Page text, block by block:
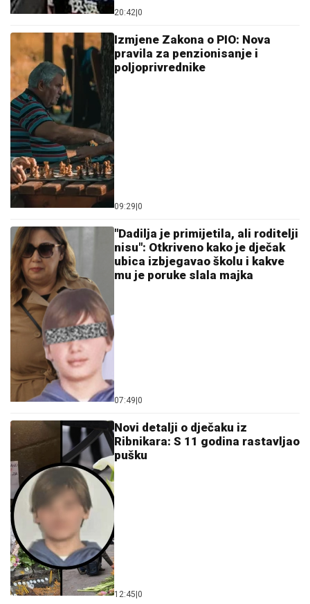
20:42 0
Izmjene Zakona o PIO: Nova
pravila za penzionisanje i
poljoprivrednike
09:29 0
"Dadilja je primijetila, ali roditelji
nisu": Otkriveno kako je dječak
ubica izbjegavao školu i kakve
mu je poruke slala majka
07:49 0
Novi detalji o d‌ječaku iz
Ribnikara: S 11 godina rastavljao
pušku
12:45 0